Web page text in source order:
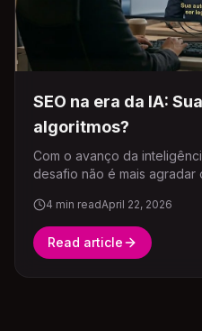
SEO na era da IA:
algoritmos?
Com o avanço da
desafio não é mais
4 min readApril 22, 2026
Read article